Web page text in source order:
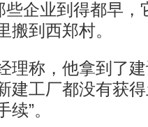
企业到得都早，
搬到西郑村。
称，他拿到了建
建工厂都没有获
”。